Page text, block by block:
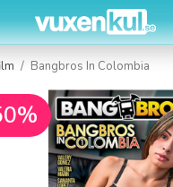
/ Bangbros In Colombia